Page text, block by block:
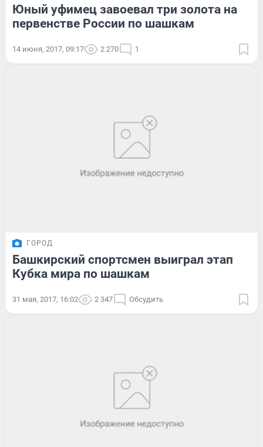
Юный уфимец завоевал три золота на
первенстве России по шашкам
14 июня, 2017, 09:17 2 270 1
ГОРОД
Башкирский спортсмен выиграл этап
Кубка мира по шашкам
31 мая, 2017, 16:02 2 347 Обсудить